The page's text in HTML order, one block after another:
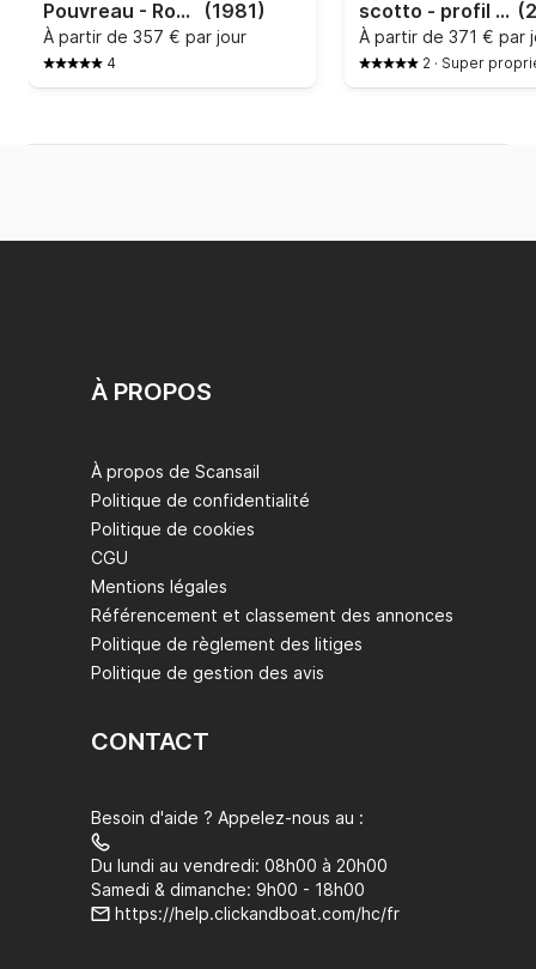
Pouvreau - Romanée (1981)
À partir de 357 € par jour
4
scotto - profil 34
À partir de 371 € par
2 · Super
À PROPOS
À propos de Scansail
Politique de confidentialité
Politique de cookies
CGU
Mentions légales
Référencement et classement des annonces
Politique de règlement des litiges
Politique de gestion des avis
CONTACT
Besoin d'aide ? Appelez-nous au :
Du lundi au vendredi: 08h00 à 20h00
Samedi & dimanche: 9h00 - 18h00
https://help.clickandboat.com/hc/fr